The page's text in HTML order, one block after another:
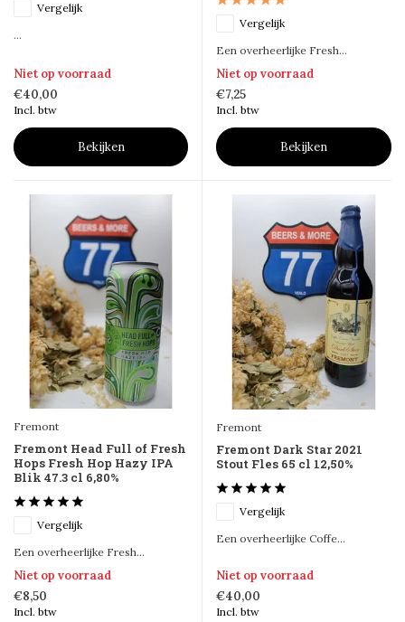
Vergelijk
...
Niet op voorraad
€40,00
Incl. btw
Bekijken
Vergelijk
Een overheerlijke Fresh...
Niet op voorraad
€7,25
Incl. btw
Bekijken
Fremont
Fremont Head Full of Fresh
Hops Fresh Hop Hazy IPA
Blik 47.3 cl 6,80%
Vergelijk
Een overheerlijke Fresh...
Niet op voorraad
€8,50
Incl. btw
Fremont
Fremont Dark Star 2021
Stout Fles 65 cl 12,50%
Vergelijk
Een overheerlijke Coffe...
Niet op voorraad
€40,00
Incl. btw